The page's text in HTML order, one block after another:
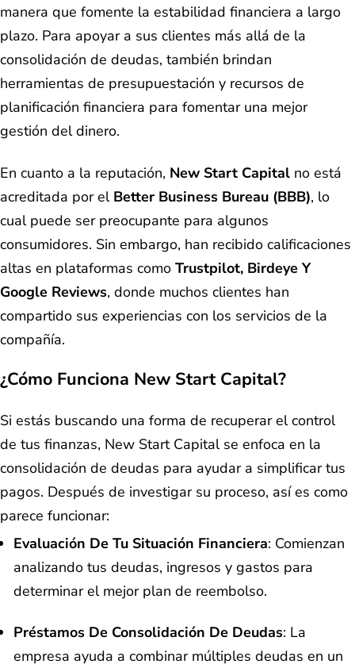
manera que fomente la estabilidad financiera a largo
plazo. Para apoyar a sus clientes más allá de la
consolidación de deudas, también brindan
herramientas de presupuestación y recursos de
planificación financiera para fomentar una mejor
gestión del dinero.
En cuanto a la reputación, New Start Capital no está
acreditada por el Better Business Bureau (BBB), lo
cual puede ser preocupante para algunos
consumidores. Sin embargo, han recibido calificaciones
altas en plataformas como Trustpilot, Birdeye Y
Google Reviews, donde muchos clientes han
compartido sus experiencias con los servicios de la
compañía.
¿Cómo Funciona New Start Capital?
Si estás buscando una forma de recuperar el control
de tus finanzas, New Start Capital se enfoca en la
consolidación de deudas para ayudar a simplificar tus
pagos. Después de investigar su proceso, así es como
parece funcionar:
Evaluación De Tu Situación Financiera: Comienzan
analizando tus deudas, ingresos y gastos para
determinar el mejor plan de reembolso.
Préstamos De Consolidación De Deudas: La
empresa ayuda a combinar múltiples deudas en un